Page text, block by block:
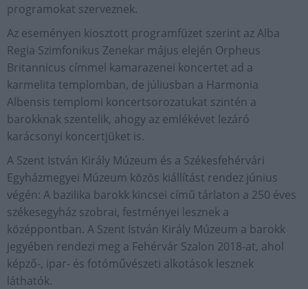
programokat szerveznek.
Az eseményen kiosztott programfüzet szerint az Alba
Regia Szimfonikus Zenekar május elején Orpheus
Britannicus címmel kamarazenei koncertet ad a
karmelita templomban, de júliusban a Harmonia
Albensis templomi koncertsorozatukat szintén a
barokknak szentelik, ahogy az emlékévet lezáró
karácsonyi koncertjüket is.
A Szent István Király Múzeum és a Székesfehérvári
Egyházmegyei Múzeum közös kiállítást rendez június
végén: A bazilika barokk kincsei című tárlaton a 250 éves
székesegyház szobrai, festményei lesznek a
középpontban. A Szent István Király Múzeum a barokk
jegyében rendezi meg a Fehérvár Szalon 2018-at, ahol
képző-, ipar- és fotóművészeti alkotások lesznek
láthatók.